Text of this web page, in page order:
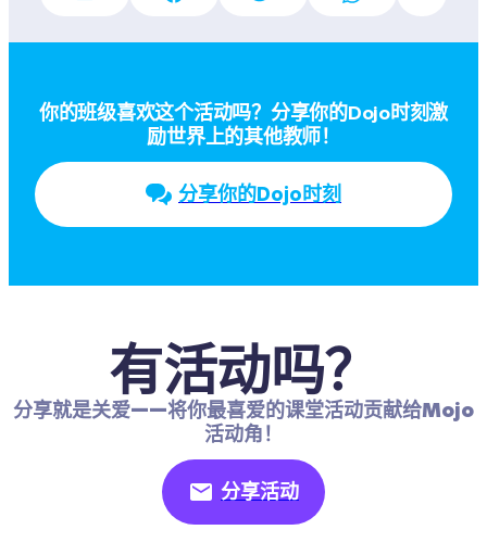
你的班级喜欢这个活动吗？分享你的Dojo时刻激
励世界上的其他教师！
分享你的Dojo时刻
有活动吗？
分享就是关爱——将你最喜爱的课堂活动贡献给Mojo
活动角！
分享活动